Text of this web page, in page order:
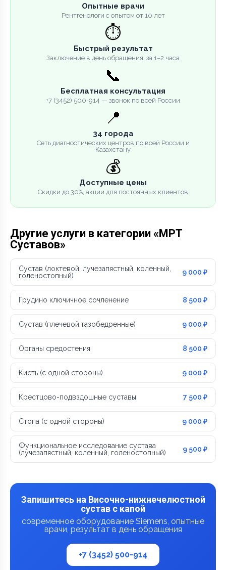
Опытные врачи
Рентгенологи с опытом от 10 лет
⏱️
Быстрый результат
Заключение в день обращения, за 1–2 часа
📞
Бесплатная консультация
+7 (3452) 500-914 — звонок по всей России
📍
34 города
Сеть диагностических центров по всей России и
Казахстану
💰
Доступные цены
Скидки до 30%, акции для постоянных клиентов
Другие услуги в категории «МРТ
Суставов»
Сустав (локтевой, лучезапястный, коленный,
голеностопный)
9 000 ₽
Грудино ключичное сочленение 8 500 ₽
Сустав (плечевой,тазобедренные) 9 000 ₽
Органы средостения 8 500 ₽
Кисть (с одной стороны) 9 000 ₽
Крестцово-подвздошные суставы 7 500 ₽
Стопа (с одной стороны) 9 000 ₽
Функциональное исследование сустава
(лучезапястный, коленный, голеностопный)
9 500 ₽
Запишитесь на Височно-нижнечелюстной
сустав с капой
современное оборудование Siemens, опытные
врачи, результат в день обращения
+7 (3452) 500-914